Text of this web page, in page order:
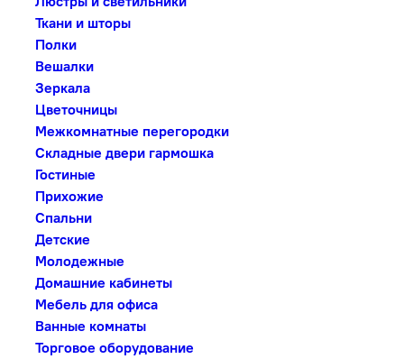
Ткани и шторы
Полки
Вешалки
Зеркала
Цветочницы
Межкомнатные перегородки
Складные двери гармошка
Гостиные
Прихожие
Спальни
Детские
Молодежные
Домашние кабинеты
Мебель для офиса
Ванные комнаты
Торговое оборудование